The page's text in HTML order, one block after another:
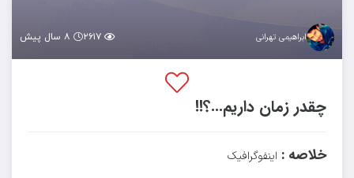
ابراهیمی تهرانی ۲۶۱۷ ۸ سال پیش
چقدر زمان داریم...؟!!
خلاصه : اینفوگرافیک